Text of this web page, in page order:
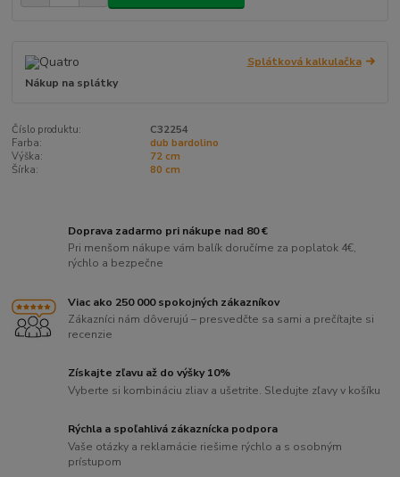
Splátková kalkulačka
Nákup na splátky
Číslo produktu:
C32254
Farba:
dub bardolino
Výška:
72 cm
Šírka:
80 cm
Doprava zadarmo pri nákupe nad 80 €
Pri menšom nákupe vám balík doručíme za poplatok 4€,
rýchlo a bezpečne
Viac ako 250 000 spokojných zákazníkov
Zákazníci nám dôverujú – presvedčte sa sami a prečítajte si
recenzie
Získajte zľavu až do výšky 10%
Vyberte si kombináciu zliav a ušetrite. Sledujte zľavy v košíku
Rýchla a spoľahlivá zákaznícka podpora
Vaše otázky a reklamácie riešime rýchlo a s osobným
prístupom